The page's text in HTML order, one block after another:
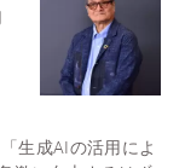
生成AIの活用によ